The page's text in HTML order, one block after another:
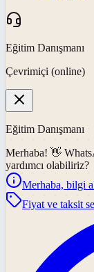
Eğitim Danışmanı
Çevrimiçi (online)
Eğitim Danışmanı
Merhaba! 👋
yardımcı olabiliriz?
Merhaba, bilgi
Fiyat ve taksit